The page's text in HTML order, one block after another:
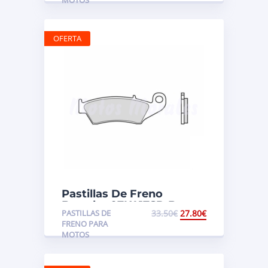
Pastillas De Freno
Brembo 07KA17SD Beta,
Gas Gas, Honda,
Kawasaki, Suzuki
PASTILLAS DE
FRENO PARA
MOTOS
33.50€ 27.80€
OFERTA